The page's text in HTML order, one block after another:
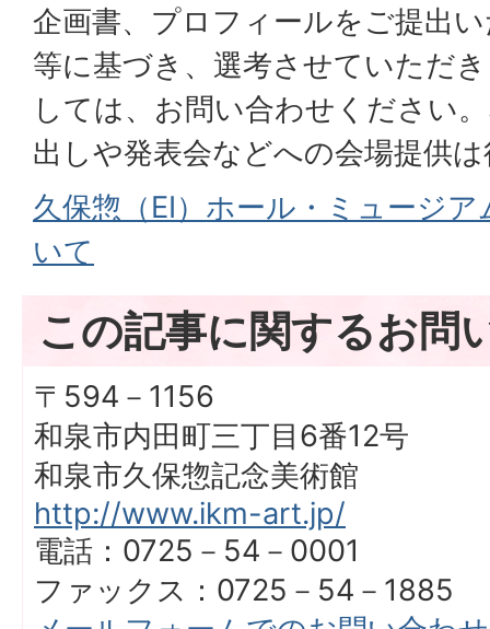
企画書、プロフィールをご提出
等に基づき、選考させていただ
しては、お問い合わせください
出しや発表会などへの会場提供
久保惣（EI）ホール・ミュージ
いて
この記事に関するお問
〒594－1156
和泉市内田町三丁目6番12号
和泉市久保惣記念美術館
http://www.ikm-art.jp/
電話：0725－54－0001
ファックス：0725－54－1885